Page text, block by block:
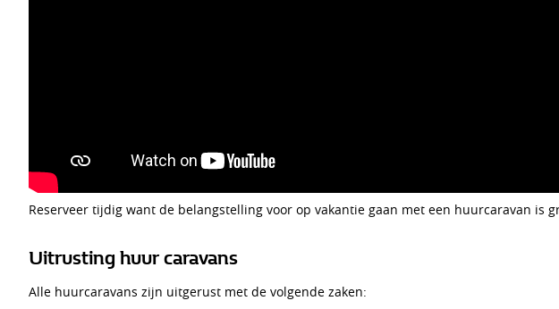
Reserveer tijdig want de belangstelling voor op vakantie gaan met een huurcaravan is
Uitrusting huur caravans
Alle huurcaravans zijn uitgerust met de volgende zaken: